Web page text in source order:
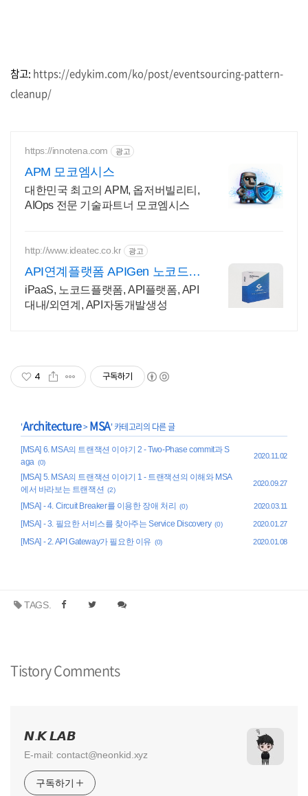
참고: https://edykim.com/ko/post/eventsourcing-pattern-
cleanup/
https://innotena.com 광고
APM 모코엠시스
대한민국 최고의 APM, 옵저버빌리티,
AIOps 전문 기술파트너 모코엠시스
http://www.ideatec.co.kr 광고
API연계플랫폼 APIGen 노코드
API 연계 플랫폼
iPaaS, 노코드플랫폼, API플랫폼, API
대내/외연계, API자동개발생성
4 구독하기
'Architecture> MSA' 카테고리의 다른 글
[MSA] 6. MSA의 트랜잭션 이야기 2 - Two-Phase commit과 S
aga (0)
2020.11.02
[MSA] 5. MSA의 트랜잭션 이야기 1 - 트랜잭션의 이해와 MSA
에서 바라보는 트랜잭션 (2)
2020.09.27
[MSA] - 4. Circuit Breaker를 이용한 장애 처리 (0) 2020.03.11
[MSA] - 3. 필요한 서비스를 찾아주는 Service Discovery (0) 2020.01.27
[MSA] - 2. API Gateway가 필요한 이유 (0) 2020.01.08
TAGS.
Tistory Comments
𝙉.𝙆 𝙇𝘼𝘽
E-mail: contact@neonkid.xyz
구독하기